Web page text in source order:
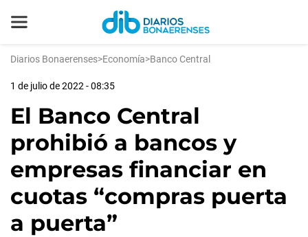
Diarios Bonaerenses>Economía>Banco Central
1 de julio de 2022 - 08:35
El Banco Central
prohibió a bancos y
empresas financiar en
cuotas “compras puerta
a puerta”